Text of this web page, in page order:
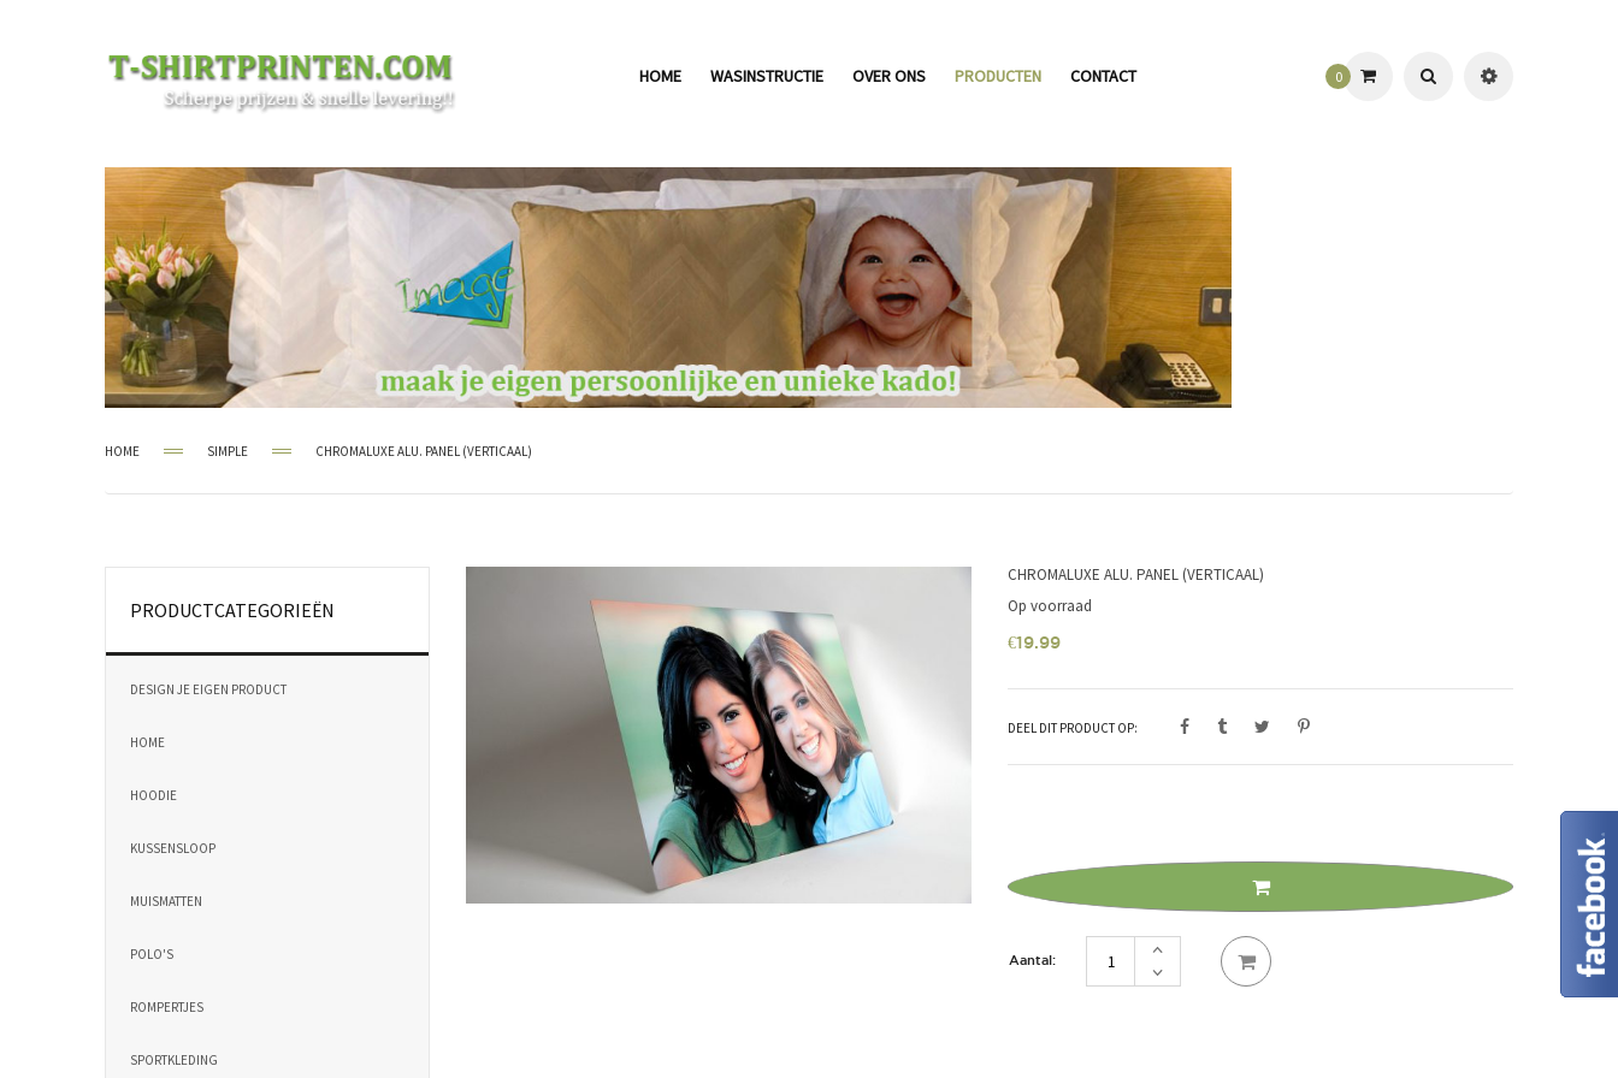
HOME WASINSTRUCTIE OVER ONS PRODUCTEN CONTACT 0
HOME SIMPLE CHROMALUXE ALU. PANEL (VERTICAAL)
PRODUCTCATEGORIEËN
DESIGN JE EIGEN PRODUCT
HOME
HOODIE
KUSSENSLOOP
MUISMATTEN
POLO'S
ROMPERTJES
SPORTKLEDING
CHROMALUXE ALU. PANEL (VERTICAAL)
Op voorraad
€19.99
DEEL DIT PRODUCT OP:
Chromaluxe
alu.
panel